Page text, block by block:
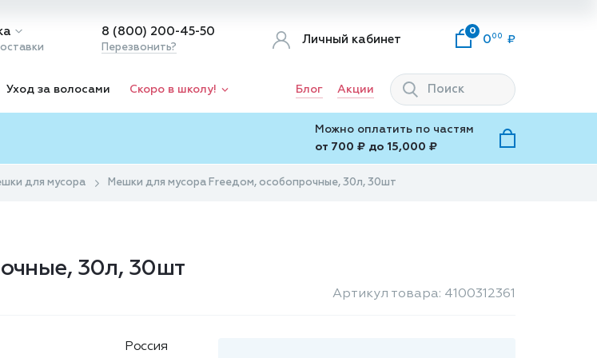
8 (800) 200-45-50
Перезвонить?
Личный кабинет
0
0 00
Уход за волосами Скоро в школу! Блог Акции
Можно оплатить по частям
от 700 ₽ до 15,000 ₽
для мусора Мешки для мусора Freeдом, особопрочные, 30л, 30шт
30л, 30шт
Артикул товара: 4100312361
Россия